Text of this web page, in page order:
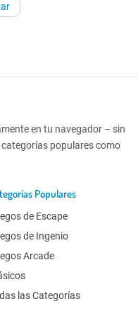
en tu navegador – sin
populares como
Populares
de Escape
de Ingenio
Arcade
las Categorías